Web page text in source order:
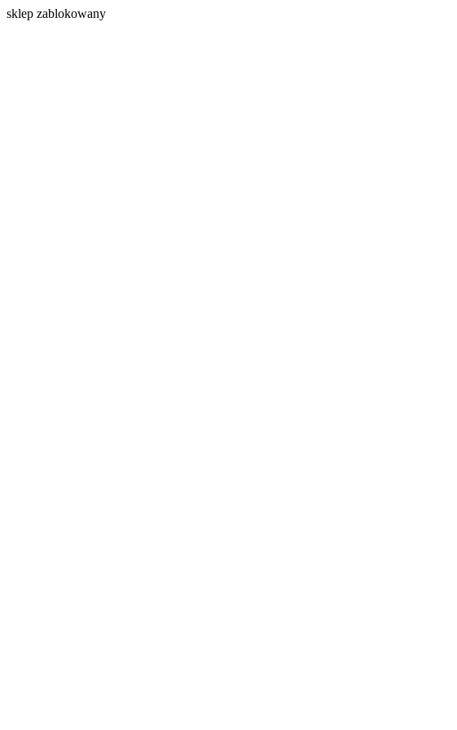
sklep zablokowany